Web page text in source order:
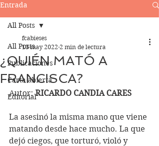
Entrada
All Posts
Publicaciones
Carta abierta
Editorial
All Posts
¿QUIÉN MATÓ A
FRANCISCA?
fcabieses
13 may 2022 2 min de lectura
Autor: RICARDO CANDIA CARES
La asesinó la misma mano que viene
matando desde hace mucho. La que
dejó ciegos, que torturó, violó y